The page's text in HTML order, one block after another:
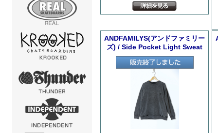
ANDFAMILYS(アンドファミリー
ズ) / Side Pocket Light Sweat